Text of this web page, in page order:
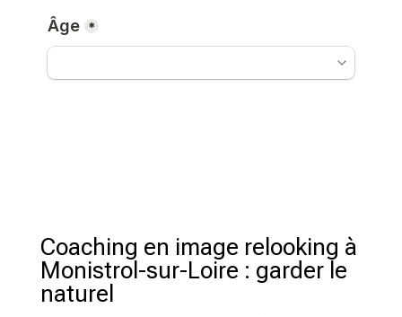
Coaching en image relooking à
Monistrol-sur-Loire : garder le
naturel